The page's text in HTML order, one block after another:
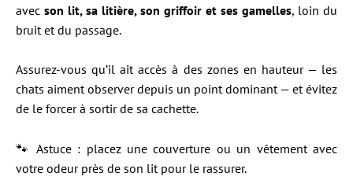
avec son lit, sa litière, son griffoir et ses gamelles, loin du
bruit et du passage.
Assurez-vous qu’il ait accès à des zones en hauteur — les
chats aiment observer depuis un point dominant — et évitez
de le forcer à sortir de sa cachette.
🐾 Astuce : placez une couverture ou un vêtement avec
votre odeur près de son lit pour le rassurer.